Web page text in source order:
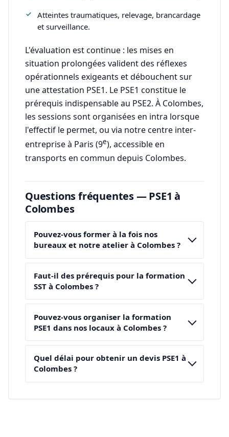
Atteintes traumatiques, relevage, brancardage
et surveillance.
L'évaluation est continue : les mises en
situation prolongées valident des réflexes
opérationnels exigeants et débouchent sur
une attestation PSE1. Le PSE1 constitue le
prérequis indispensable au PSE2. À Colombes,
les sessions sont organisées en intra lorsque
l'effectif le permet, ou via notre centre inter-
entreprise à Paris (9e), accessible en
transports en commun depuis Colombes.
Questions fréquentes — PSE1 à
Colombes
Pouvez-vous former à la fois nos
bureaux et notre atelier à Colombes ?
Faut-il des prérequis pour la formation
SST à Colombes ?
Pouvez-vous organiser la formation
PSE1 dans nos locaux à Colombes ?
Quel délai pour obtenir un devis PSE1 à
Colombes ?